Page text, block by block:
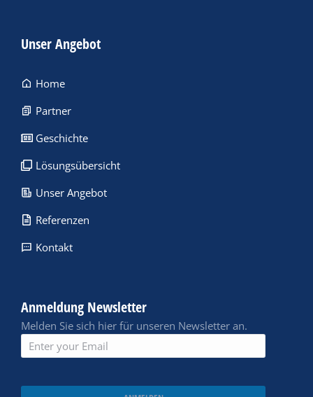
Unser Angebot
Home
Partner
Geschichte
Lösungsübersicht
Unser Angebot
Referenzen
Kontakt
Anmeldung Newsletter
Melden Sie sich hier für unseren Newsletter an.